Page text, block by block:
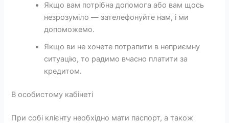
Якщо вам потрібна допомога або вам щось
незрозуміло — зателефонуйте нам, і ми
допоможемо.
Якщо ви не хочете потрапити в неприємну
ситуацію, то радимо вчасно платити за
кредитом.
В особистому кабінеті
При собі клієнту необхідно мати паспорт, а також